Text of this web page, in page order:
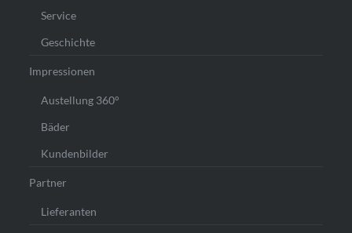
Service
Geschichte
Impressionen
Austellung 360°
Bäder
Kundenbilder
Partner
Lieferanten